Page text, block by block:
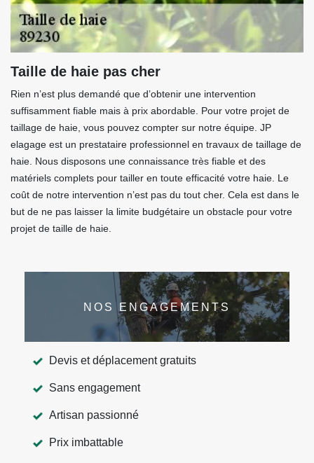
Taille de haie pas cher
Rien n’est plus demandé que d’obtenir une intervention
suffisamment fiable mais à prix abordable. Pour votre projet de
taillage de haie, vous pouvez compter sur notre équipe. JP
elagage est un prestataire professionnel en travaux de taillage de
haie. Nous disposons une connaissance très fiable et des
matériels complets pour tailler en toute efficacité votre haie. Le
coût de notre intervention n’est pas du tout cher. Cela est dans le
but de ne pas laisser la limite budgétaire un obstacle pour votre
projet de taille de haie.
NOS ENGAGEMENTS
Devis et déplacement gratuits
Sans engagement
Artisan passionné
Prix imbattable